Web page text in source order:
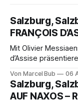
Salzburg,
FRANÇOIS
Mit Olivier
d’Assise
eine bildgewaltige
die komplexe
Franziskus.
Von Marcel Bub 06
Salzburg,
AUF NAXOS –